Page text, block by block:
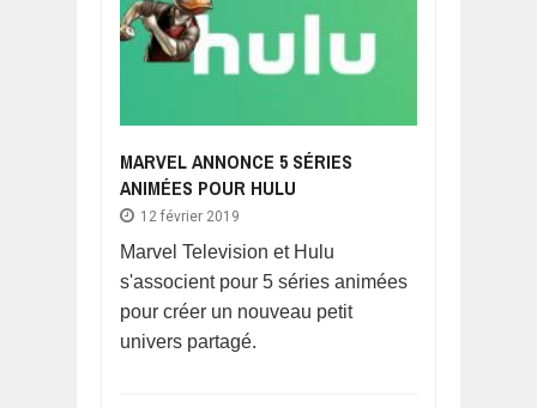
MARVEL ANNONCE 5 SÉRIES
ANIMÉES POUR HULU
12 février 2019
Marvel Television et Hulu
s'associent pour 5 séries animées
pour créer un nouveau petit
univers partagé.